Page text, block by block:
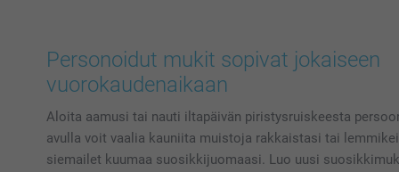
Personoidut mukit sopivat jokaiseen
vuorokaudenaikaan
Aloita aamusi tai nauti iltapäivän piristysruiskeesta
avulla voit vaalia kauniita muistoja rakkaistasi tai
siemailet kuumaa suosikkijuomaasi. Luo uusi